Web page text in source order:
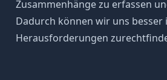
Zusammenhänge zu erfassen
Dadurch können wir uns besser
Herausforderungen